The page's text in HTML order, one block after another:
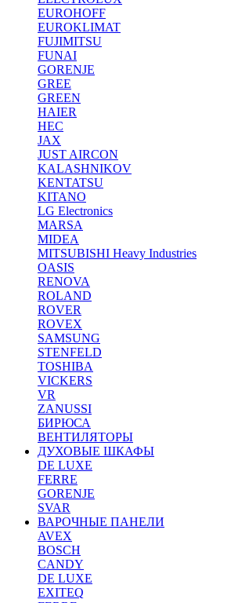
EUROHOFF
EUROKLIMAT
FUJIMITSU
FUNAI
GORENJE
GREE
GREEN
HAIER
HEC
JAX
JUST AIRCON
KALASHNIKOV
KENTATSU
KITANO
LG Electronics
MARSA
MIDEA
MITSUBISHI Heavy Industries
OASIS
RENOVA
ROLAND
ROVER
ROVEX
SAMSUNG
STENFELD
TOSHIBA
VICKERS
VR
ZANUSSI
БИРЮСА
ВЕНТИЛЯТОРЫ
ДУХОВЫЕ ШКАФЫ
DE LUXE
FERRE
GORENJE
SVAR
ВАРОЧНЫЕ ПАНЕЛИ
AVEX
BOSCH
CANDY
DE LUXE
EXITEQ